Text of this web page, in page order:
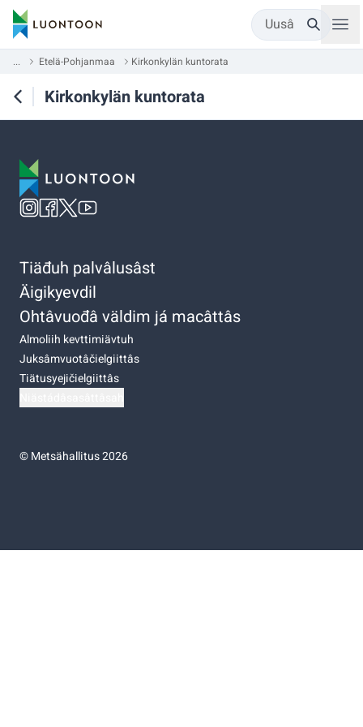
Uusâ
... Etelä-Pohjanmaa Kirkonkylän kuntorata
Kirkonkylän kuntorata
Tiäđuh palvâlusâst
Äigikyevdil
Ohtâvuođâ väldim já macâttâs
Almoliih kevttimiävtuh
Juksâmvuotâčielgiittâs
Tiätusyejičielgiittâs
©Metsähallitus 2026